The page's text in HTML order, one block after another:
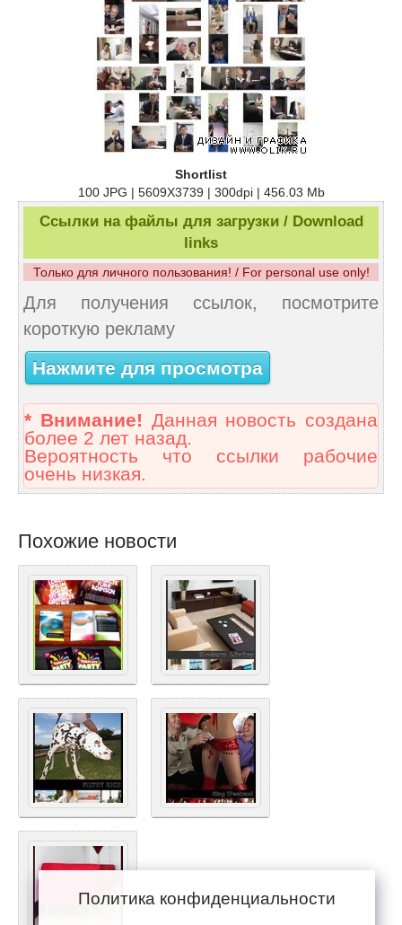
Shortlist
100 JPG | 5609X3739 | 300dpi | 456.03 Mb
Ссылки на файлы для загрузки / Download
links
Только для личного пользования! / For personal use only!
Для получения ссылок, посмотрите
короткую рекламу
Нажмите для просмотра
* Внимание! Данная новость создана
более 2 лет назад.
Вероятность что ссылки рабочие
очень низкая.
Похожие новости
Политика конфиденциальности